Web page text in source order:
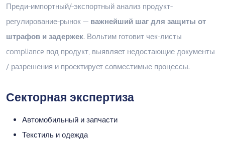
Преди-импортный/-экспортный анализ продукт-
регулирование-рынок — важнейший шаг для защиты от
штрафов и задержек. Вольтим готовит чек-листы
compliance под продукт, выявляет недостающие документы
/ разрешения и проектирует совместимые процессы.
Секторная экспертиза
Автомобильный и запчасти
Текстиль и одежда